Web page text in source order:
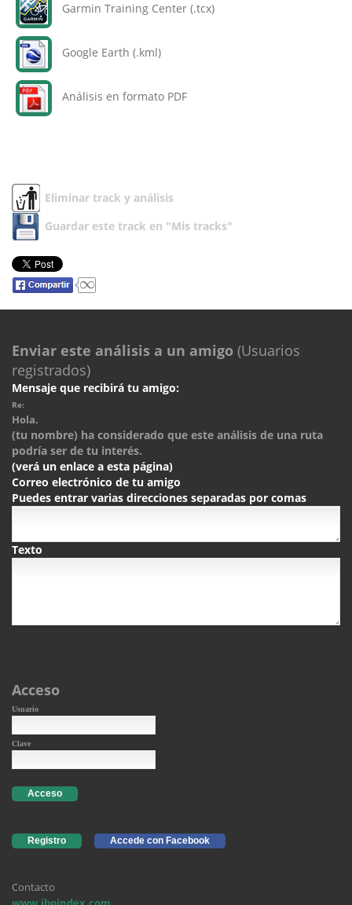
Garmin Training Center (.tcx)
Google Earth (.kml)
Análisis en formato PDF
Eliminar track y análisis
Guardar este track en "Mis tracks"
Enviar este análisis a un amigo (Usuarios
registrados)
Mensaje que recibirá tu amigo:
Re:
Hola.
(tu nombre) ha considerado que este análisis de una ruta
podría ser de tu interés.
(verá un enlace a esta página)
Correo electrónico de tu amigo
Puedes entrar varias direcciones separadas por comas
Texto
Acceso
Usuario
Clave
Acceso
Registro Accede con Facebook
Contacto